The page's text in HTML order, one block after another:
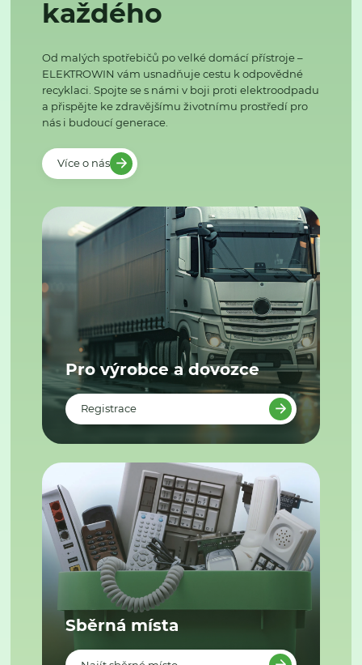
každého
Od malých spotřebičů po velké domácí přístroje –
ELEKTROWIN vám usnadňuje cestu k odpovědné
recyklaci. Spojte se s námi v boji proti elektroodpadu
a přispějte ke zdravějšímu životnímu prostředí pro
nás i budoucí generace.
Více o nás
Pro výrobce a dovozce
Registrace
Sběrná místa